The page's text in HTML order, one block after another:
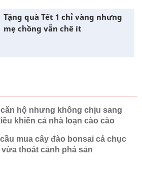
Tặng quà Tết 1 chỉ vàng nhưng
mẹ chồng vẫn chê ít
hộ nhưng không chịu sang
khiến cả nhà loạn cào cào
mua cây đào bonsai cả chục
thoát cảnh phá sản